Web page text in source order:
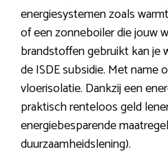
energiesystemen zoals
of een zonneboiler die jouw
brandstoffen gebruikt kan je
de ISDE subsidie. Met name
vloerisolatie. Dankzij een
praktisch renteloos geld
energiebesparende
duurzaamheidslening).